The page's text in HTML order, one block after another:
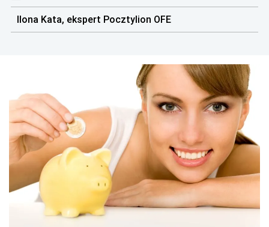
Ilona Kata, ekspert Pocztylion OFE